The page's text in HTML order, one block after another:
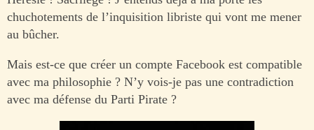
chuchotements de l’inquisition libriste qui vont me mener
au bûcher.
Mais est-ce que créer un compte Facebook est compatible
avec ma philosophie ? N’y vois-je pas une contradiction
avec ma défense du Parti Pirate ?